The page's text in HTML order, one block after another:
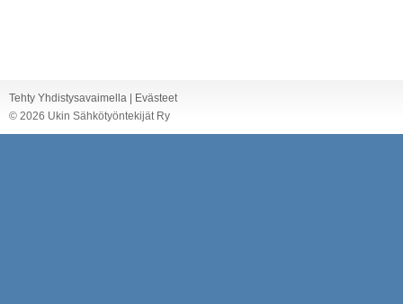
Tehty Yhdistysavaimella
Evästeet
© 2026 Ukin Sähkötyöntekijät Ry